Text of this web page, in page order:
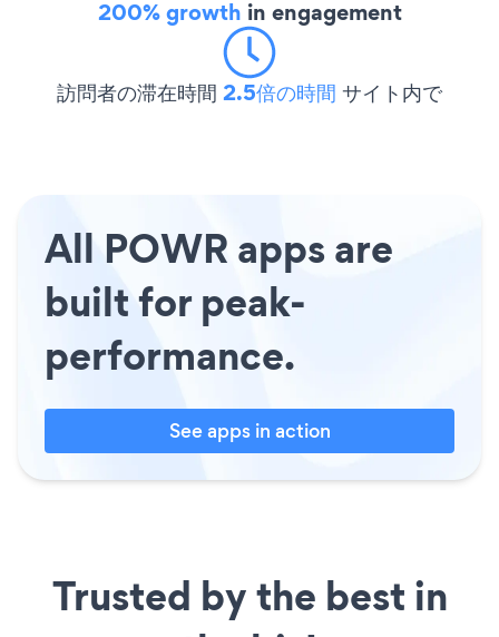
200% growth in engagement
訪問者の滞在時間 2.5倍の時間 サイト内で
All POWR apps are
built for peak-
performance.
See apps in action
Trusted by the best in